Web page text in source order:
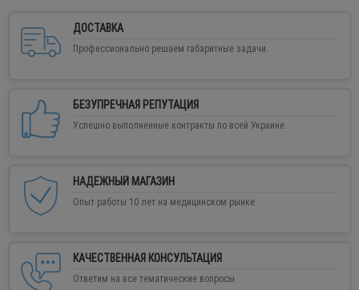
ДОСТАВКА
Профессионально решаем габаритные задачи.
БЕЗУПРЕЧНАЯ РЕПУТАЦИЯ
Успешно выполненные контракты по всей Украине.
НАДЕЖНЫЙ МАГАЗИН
Опыт работы 10 лет на медицинском рынке.
КАЧЕСТВЕННАЯ КОНСУЛЬТАЦИЯ
Ответим на все тематические вопросы.